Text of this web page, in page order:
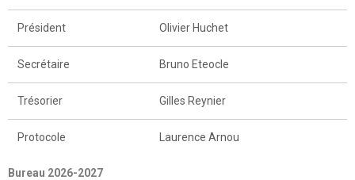
Bureau 2026-2027
Président Olivier Huchet
Secrétaire Bruno Eteocle
Trésorier Gilles Reynier
Protocole Laurence Arnou